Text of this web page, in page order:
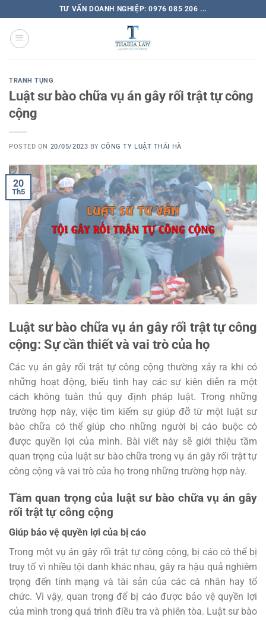
TƯ VẤN DOANH NGHIỆP: 0976 085 206 ...
TRANH TỤNG
Luật sư bào chữa vụ án gây rối trật tự công
cộng
POSTED ON 20/05/2023 BYCÔNG TY LUẬT THÁI HÀ
20
Th5
Luật sư bào chữa vụ án gây rối trật tự công
cộng: Sự cần thiết và vai trò của họ
Các vụ án gây rối trật tự công cộng thường xảy ra khi có
những hoạt động, biểu tình hay các sự kiện diễn ra một
cách không tuân thủ quy định pháp luật. Trong những
trường hợp này, việc tìm kiếm sự giúp đỡ từ một luật sư
bào chữa có thể giúp cho những người bị cáo buộc có
được quyền lợi của mình. Bài viết này sẽ giới thiệu tầm
quan trọng của luật sư bào chữa trong vụ án gây rối trật tự
công cộng và vai trò của họ trong những trường hợp này.
Tầm quan trọng của luật sư bào chữa vụ án gây
rối trật tự công cộng
Giúp bảo vệ quyền lợi của bị cáo
Trong một vụ án gây rối trật tự công cộng, bị cáo có thể bị
truy tố vì nhiều tội danh khác nhau, gây ra hậu quả nghiêm
trọng đến tính mạng và tài sản của các cá nhân hay tổ
chức. Vì vậy, quan trọng để bị cáo được bảo vệ quyền lợi
của mình trong quá trình điều tra và phiên tòa. Luật sư bào